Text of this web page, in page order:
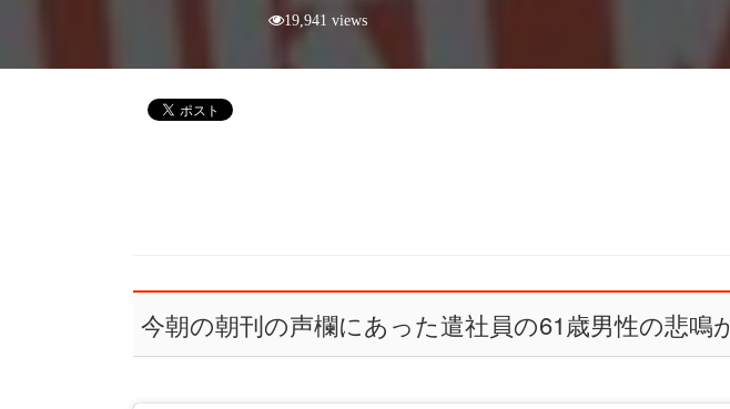
19,941 views
今朝の朝刊の声欄にあった遣社員の61歳男性の悲